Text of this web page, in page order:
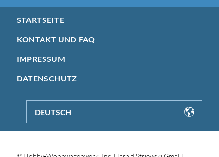
STARTSEITE
KONTAKT UND FAQ
IMPRESSUM
DATENSCHUTZ
DEUTSCH